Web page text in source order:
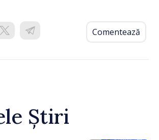
Comentează
Știri